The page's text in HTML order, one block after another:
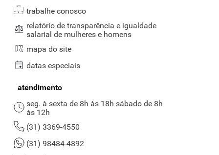
trabalhe conosco
relatório de transparência e igualdade
salarial de mulheres e homens
mapa do site
datas especiais
atendimento
seg. à sexta de 8h às 18h sábado de 8h
às 12h
(31) 3369-4550
(31) 98484-4892